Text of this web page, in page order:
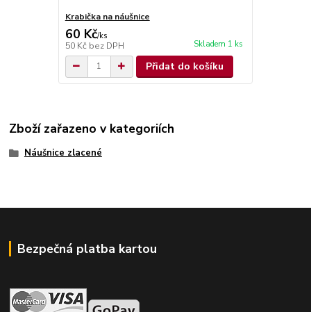
Krabička na náušnice
60 Kč/ks
50 Kč bez DPH Skladem 1 ks
Přidat do košíku
Zboží zařazeno v kategoriích
Náušnice zlacené
Bezpečná platba kartou